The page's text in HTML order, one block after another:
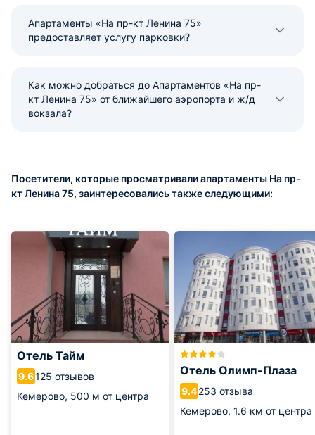
Апартаменты «На пр-кт Ленина 75»
предоставляет услугу парковки?
Как можно добраться до Апартаментов «На пр-
кт Ленина 75» от ближайшего аэропорта и ж/д
вокзала?
Посетители, которые просматривали апартаменты На пр-
кт Ленина 75, заинтересовались также следующими:
Отель Тайм
9.6125 отзывов
Кемерово, 500 м от центра
Отель Олимп-Плаза
9.4253 отзыва
Кемерово, 1.6 км от центра